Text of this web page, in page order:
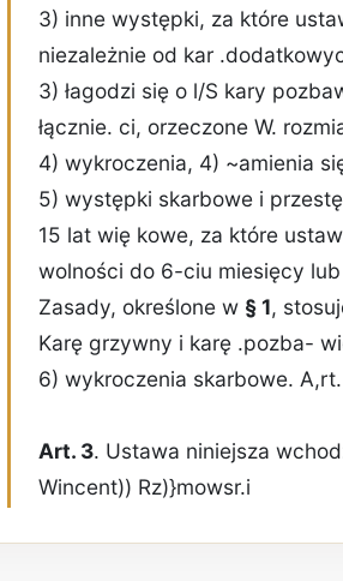
3) inne występki, za które
niezależnie od kar
3) łagodzi się o l/S kary
łącznie. ci, orzeczone W.
4) wykroczenia, 4) ~amienia
5) występki skarbowe i
15 lat wię­ kowe, za które
wolności do 6-ciu miesięcy
Zasady, określone w § 1,
Karę grzywny i karę .pozba-
6) wykroczenia skarbowe. A,rt.
Art. 3. Ustawa niniejsza
Wincent)) Rz)}mowsr.i